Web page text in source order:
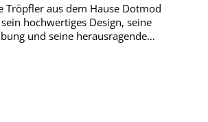
Tröpfler aus dem Hause Dotmod
hochwertiges Design, seine
und seine herausragende